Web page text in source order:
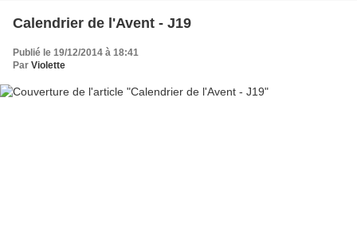
Calendrier de l'Avent - J19
Publié le 19/12/2014 à 18:41
Par Violette